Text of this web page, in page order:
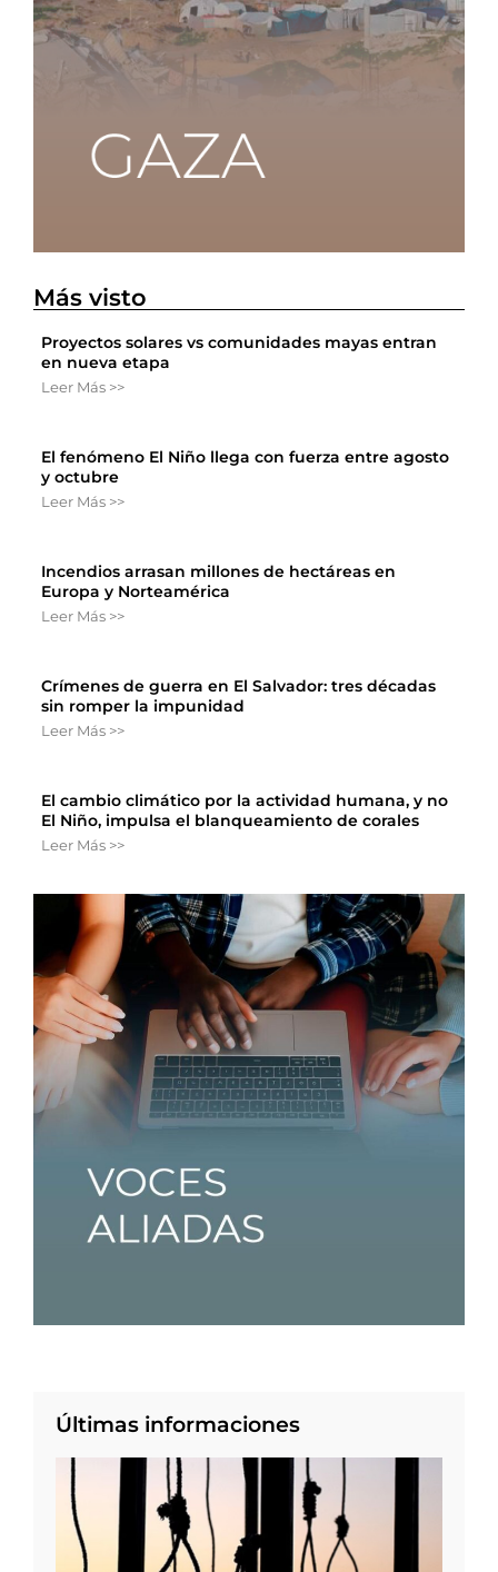
Más visto
Proyectos solares vs comunidades mayas entran
en nueva etapa
Leer Más >>
El fenómeno El Niño llega con fuerza entre agosto
y octubre
Leer Más >>
Incendios arrasan millones de hectáreas en
Europa y Norteamérica
Leer Más >>
Crímenes de guerra en El Salvador: tres décadas
sin romper la impunidad
Leer Más >>
El cambio climático por la actividad humana, y no
El Niño, impulsa el blanqueamiento de corales
Leer Más >>
Últimas informaciones